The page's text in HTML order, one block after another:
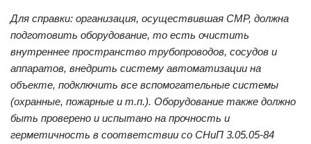
Для справки: организация, осуществившая СМР, должна
подготовить оборудование, то есть очистить
внутреннее пространство трубопроводов, сосудов и
аппаратов, внедрить систему автоматизации на
объекте, подключить все вспомогательные системы
(охранные, пожарные и т.п.). Оборудование также должно
быть проверено и испытано на прочность и
герметичность в соответствии со СНиП 3.05.05-84